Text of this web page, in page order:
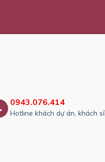
0943.076.414
Hotline khách dự án, khách sỉ